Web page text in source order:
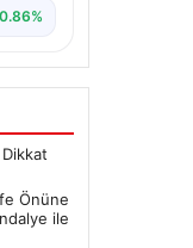
Önüne
ile